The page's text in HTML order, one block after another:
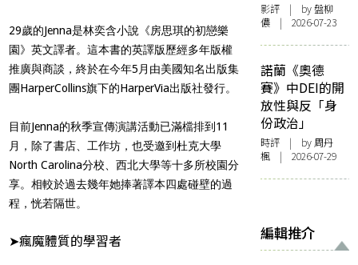
29歲的Jenna是林奕含小說《房思琪的初戀樂
園》英文譯者。這本書的英譯版歷經多年版權
推廣與商談，終於在今年5月由美國知名出版集
團HarperCollins旗下的HarperVia出版社發行。
目前Jenna的秋季宣傳演講活動已滿檔排到11
月，除了書店、工作坊，也受邀到杜克大學
North Carolina分校、西北大學等十多所校園分
享。相較於過去幾年她捧著譯本四處碰壁的過
程，恍若隔世。
➤瘋魔體質的學習者
影評 | by 盤柳
儂 | 2026-07-23
諾蘭《奧德
賽》中DEI的開
放性與反「身
份政治」
時評 | by周丹
楓 | 2026-07-29
編輯推介